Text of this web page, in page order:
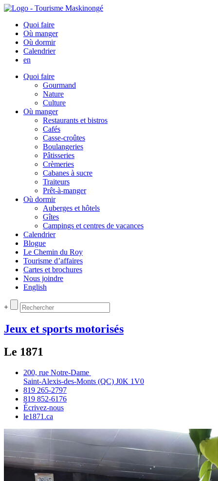
Quoi faire
Où manger
Où dormir
Calendrier
en
Quoi faire
Gourmand
Nature
Culture
Où manger
Restaurants et bistros
Cafés
Casse-croûtes
Boulangeries
Pâtisseries
Crèmeries
Cabanes à sucre
Traiteurs
Prêt-à-manger
Où dormir
Auberges et hôtels
Gîtes
Campings et centres de vacances
Calendrier
Blogue
Le Chemin du Roy
Tourisme d’affaires
Cartes et brochures
Nous joindre
English
+
Jeux et sports motorisés
Le 1871
200, rue Notre‑Dame
Saint‑Alexis‑des‑Monts (QC) J0K 1V0
819 265‑2797
819 852‑6176
Écrivez‑nous
le1871.ca